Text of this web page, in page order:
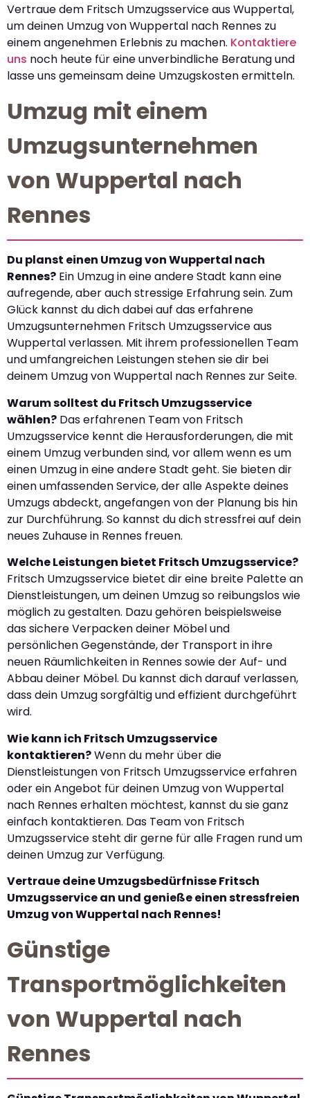
Vertraue dem Fritsch Umzugsservice aus Wuppertal,
um deinen Umzug von Wuppertal nach Rennes zu
einem angenehmen Erlebnis zu machen. Kontaktiere
uns noch heute für eine unverbindliche Beratung und
lasse uns gemeinsam deine Umzugskosten ermitteln.
Umzug mit einem
Umzugsunternehmen
von Wuppertal nach
Rennes
Du planst einen Umzug von Wuppertal nach
Rennes? Ein Umzug in eine andere Stadt kann eine
aufregende, aber auch stressige Erfahrung sein. Zum
Glück kannst du dich dabei auf das erfahrene
Umzugsunternehmen Fritsch Umzugsservice aus
Wuppertal verlassen. Mit ihrem professionellen Team
und umfangreichen Leistungen stehen sie dir bei
deinem Umzug von Wuppertal nach Rennes zur Seite.
Warum solltest du Fritsch Umzugsservice
wählen? Das erfahrenen Team von Fritsch
Umzugsservice kennt die Herausforderungen, die mit
einem Umzug verbunden sind, vor allem wenn es um
einen Umzug in eine andere Stadt geht. Sie bieten dir
einen umfassenden Service, der alle Aspekte deines
Umzugs abdeckt, angefangen von der Planung bis hin
zur Durchführung. So kannst du dich stressfrei auf dein
neues Zuhause in Rennes freuen.
Welche Leistungen bietet Fritsch Umzugsservice?
Fritsch Umzugsservice bietet dir eine breite Palette an
Dienstleistungen, um deinen Umzug so reibungslos wie
möglich zu gestalten. Dazu gehören beispielsweise
das sichere Verpacken deiner Möbel und
persönlichen Gegenstände, der Transport in ihre
neuen Räumlichkeiten in Rennes sowie der Auf- und
Abbau deiner Möbel. Du kannst dich darauf verlassen,
dass dein Umzug sorgfältig und effizient durchgeführt
wird.
Wie kann ich Fritsch Umzugsservice
kontaktieren?Wenn du mehr über die
Dienstleistungen von Fritsch Umzugsservice erfahren
oder ein Angebot für deinen Umzug von Wuppertal
nach Rennes erhalten möchtest, kannst du sie ganz
einfach kontaktieren. Das Team von Fritsch
Umzugsservice steht dir gerne für alle Fragen rund um
deinen Umzug zur Verfügung.
Vertraue deine Umzugsbedürfnisse Fritsch
Umzugsservice an und genieße einen stressfreien
Umzug von Wuppertal nach Rennes!
Günstige
Transportmöglichkeiten
von Wuppertal nach
Rennes